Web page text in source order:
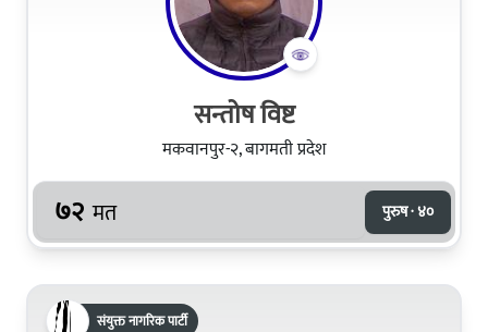
सन्तोष विष्ट
मकवानपुर-२, बागमती प्रदेश
७२ मत पुरुष · ४०
संयुक्त नागरिक पार्टी